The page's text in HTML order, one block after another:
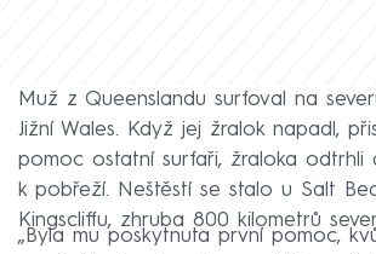
Muž z Queenslandu surfoval na
Jižní Wales. Když jej žralok napadl,
pomoc ostatní surfaři, žraloka odtrhli
k pobřeží. Neštěstí se stalo u Salt
Kingscliffu, zhruba 800 kilometrů
„Byla mu poskytnuta první pomoc,